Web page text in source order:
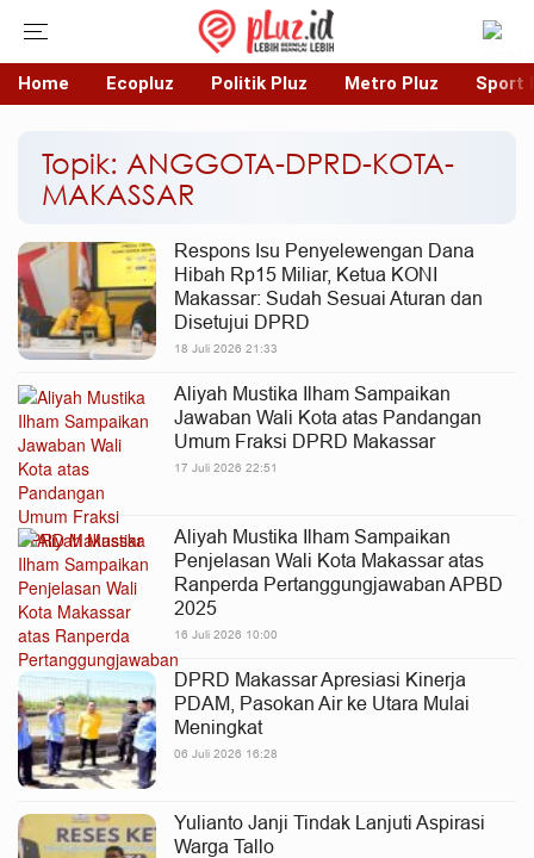
Home Ecopluz Politik Pluz Metro Pluz Sport
Topik: ANGGOTA-DPRD-KOTA-
MAKASSAR
Respons Isu Penyelewengan Dana
Hibah Rp15 Miliar, Ketua KONI
Makassar: Sudah Sesuai Aturan dan
Disetujui DPRD
18 Juli 2026 21:33
Aliyah Mustika Ilham Sampaikan
Jawaban Wali Kota atas Pandangan
Umum Fraksi DPRD Makassar
17 Juli 2026 22:51
Aliyah Mustika Ilham Sampaikan
Penjelasan Wali Kota Makassar atas
Ranperda Pertanggungjawaban APBD
2025
16 Juli 2026 10:00
DPRD Makassar Apresiasi Kinerja
PDAM, Pasokan Air ke Utara Mulai
Meningkat
06 Juli 2026 16:28
Yulianto Janji Tindak Lanjuti Aspirasi
Warga Tallo